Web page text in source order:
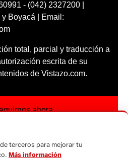
- (042) 2327200 |
Boyacá | Email:
total, parcial y traducción a
escrita de su
de Vistazo.com.
ahora
terceros para mejorar tu
Más información